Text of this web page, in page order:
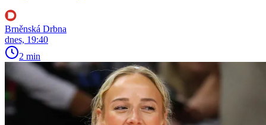
Brněnská Drbna
dnes, 19:40
2 min